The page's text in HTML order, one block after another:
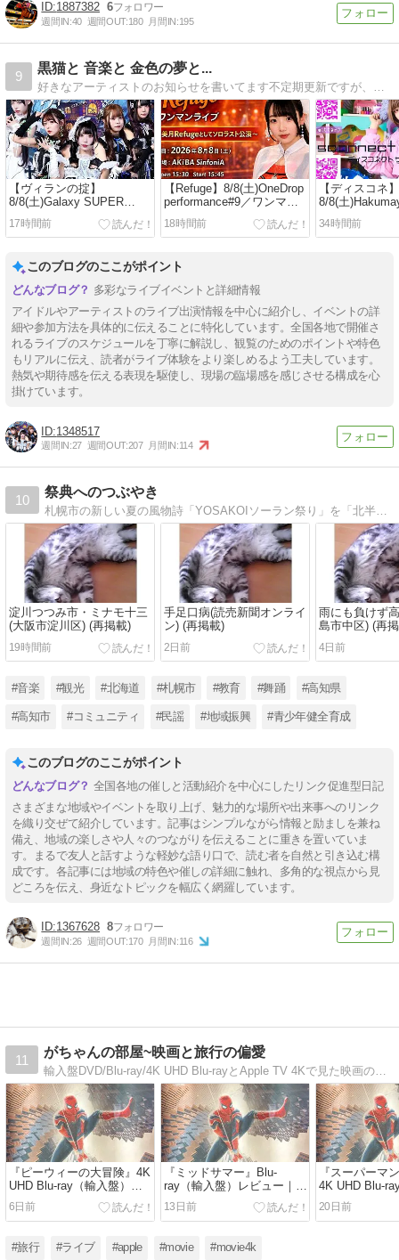
1887382 6
週間IN:40 週間OUT:180 月間IN:195
9
黒猫と 音楽と 金色の夢と...
好きなアーティストのお知らせを書いてます不定期更新ですが、おヒマなら見てみて下さい。
【ヴィランの掟】
8/8(土)Galaxy SUPER
LIVE／キミ推しフェス
vol.165
17時間前
【Refuge】8/8(土)OneDrop
performance#9／ワンマン
ライブ
18時間前
【ディスコネ】
8/8(土
ー＠今池
34時間前
このブログのここがポイント
多彩なライブイベントと詳細情報
アイドルやアーティストのライブ出演情報を中心に紹介し、イベントの詳
細や参加方法を具体的に伝えることに特化しています。全国各地で開催さ
れるライブのスケジュールを丁寧に解説し、観覧のためのポイントや特色
もリアルに伝え、読者がライブ体験をより楽しめるよう工夫しています。
熱気や期待感を伝える表現を駆使し、現場の臨場感を感じさせる構成を心
掛けています。
1348517
週間IN:27 週間OUT:207 月間IN:114
10
祭典へのつぶやき
札幌市の新しい夏の風物詩「YOSAKOIソーラン祭り」を「北半球の祭典」に留まらず、「三ツ星の祭典」に発展させましょう。
淀川つつみ市・ミナモ十三
(大阪市淀川区) (再掲載)
19時間前
手足口病(読売新聞オンライ
ン) (再掲載)
2日前
雨にも負けず
島市中区) (再
4日前
#音楽 #観光 #北海道 #札幌市 #教育 #舞踊 #高知県
#高知市 #コミュニティ #民謡 #地域振興 #青少年健全育成
このブログのここがポイント
全国各地の催しと活動紹介を中心にしたリンク促進型日記
さまざまな地域やイベントを取り上げ、魅力的な場所や出来事へのリンク
を織り交ぜて紹介しています。記事はシンプルながら情報と励ましを兼ね
備え、地域の楽しさや人々のつながりを伝えることに重きを置いていま
す。まるで友人と話すような軽妙な語り口で、読む者を自然と引き込む構
成です。各記事には地域の特色や催しの詳細に触れ、多角的な視点から見
どころを伝え、身近なトピックを幅広く網羅しています。
1367628 8
週間IN:26 週間OUT:170 月間IN:116
11
がちゃんの部屋~映画と旅行の偏愛
輸入盤DVD/Blu-ray/4K UHD Blu-rayとApple TV 4Kで見た映画のレビューと、国内、海外で体験した旅行記、佐野元春をはじめとするライブレポート
『ピーウィーの大冒険』4K
UHD Blu-ray（輸入盤）レ
ビュー｜盗まれた自転車を
追って全米横断。ティム・
バートンの原点が詰まった
奇想天外なロードムービー
【Dolby Vision / dts-HD
6日前
『ミッドサマー』Blu-
ray（輸入盤）レビュー｜太
陽が沈まない村で、喪失し
た女性が新たな“家族”を得
る。明るさが恐怖を増幅す
HD MA】
13日前
『スーパーマ
4K UHD Blu-
レビュー｜傷
がらも人間を
DCユニバース
20日前
#旅行 #ライブ #apple #movie #movie4k